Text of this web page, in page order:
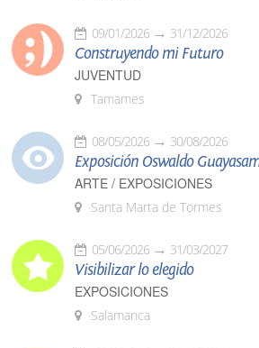
09/01/2026 31/12/2026
Construyendo mi Futuro
JUVENTUD
Tamames
08/05/2026 30/08/2026
Exposición Oswaldo
ARTE / EXPOSICIONES
Santa Marta de Tormes
05/06/2026 31/03/2027
Visibilizar lo elegido
EXPOSICIONES
Salamanca